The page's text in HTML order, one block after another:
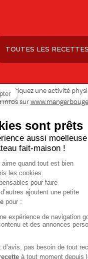
TOUTES LES RECETTES
pratiquez une activité
sur